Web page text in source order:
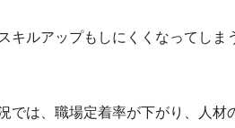
キルアップもしにくくなってし
では、職場定着率が下がり、人